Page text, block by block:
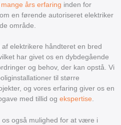
mange års erfaring inden for
en førende autoriseret elektriker
område.
elektrikere håndteret en bred
har givet os en dybdegående
og behov, der kan opstå. Vi
til større
og vores erfaring giver os en
med tillid og ekspertise.
os også mulighed for at være i